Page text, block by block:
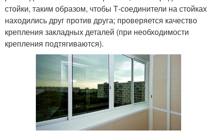
стойки, таким образом, чтобы Т-соединители на стойках
находились друг против друга; проверяется качество
крепления закладных деталей (при необходимости
крепления подтягиваются).